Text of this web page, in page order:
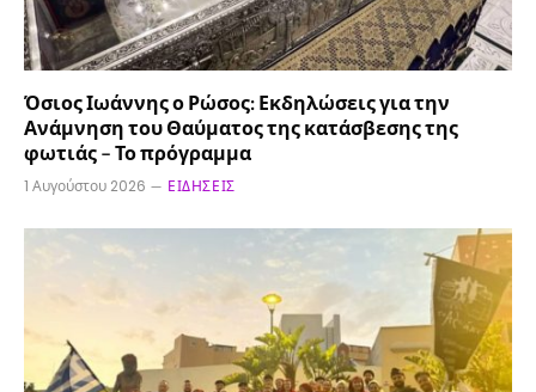
Όσιος Ιωάννης ο Ρώσος: Εκδηλώσεις για την
Ανάμνηση του Θαύματος της κατάσβεσης της
φωτιάς – Το πρόγραμμα
1 Αυγούστου 2026 ΕΙΔΉΣΕΙΣ